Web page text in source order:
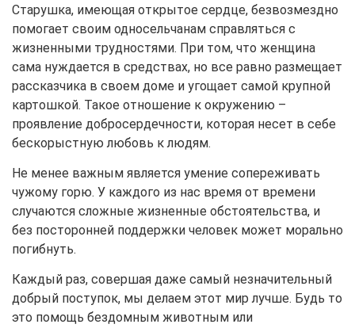
Старушка, имеющая открытое сердце, безвозмездно
помогает своим односельчанам справляться с
жизненными трудностями. При том, что женщина
сама нуждается в средствах, но все равно размещает
рассказчика в своем доме и угощает самой крупной
картошкой. Такое отношение к окружению –
проявление добросердечности, которая несет в себе
бескорыстную любовь к людям.
Не менее важным является умение сопереживать
чужому горю. У каждого из нас время от времени
случаются сложные жизненные обстоятельства, и
без посторонней поддержки человек может морально
погибнуть.
Каждый раз, совершая даже самый незначительный
добрый поступок, мы делаем этот мир лучше. Будь то
это помощь бездомным животным или